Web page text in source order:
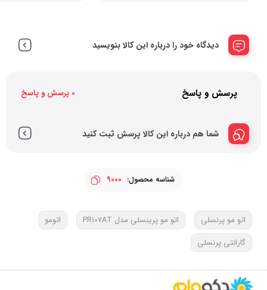
دیدگاه خود را درباره این کالا بنویسید
پرسش و پاسخ 0 پرسش و پاسخ
شما هم درباره این کالا پرسش ثبت کنید
شناسه محصول: 9000
اتو مو پرنسلی اتو مو پرینسلی مدل PR107AT
اتومو
گارانتی پرنسلی